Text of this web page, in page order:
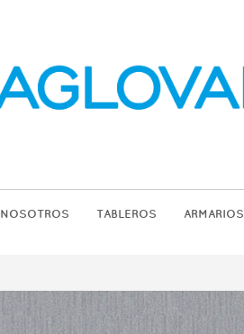
NOSOTROS TABLEROS ARMARIOS